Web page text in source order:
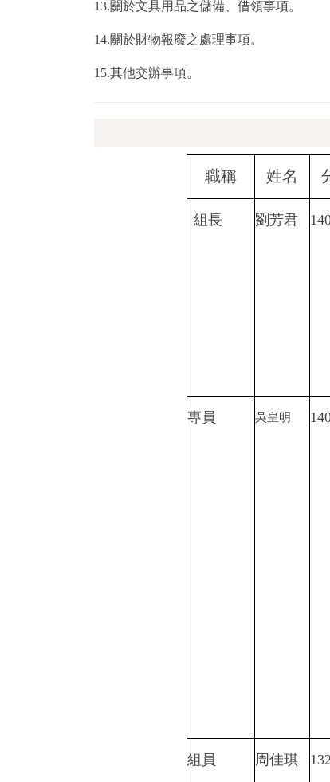
13.關於文具用品之儲備、借領事項。
14.關於財物報廢之處理事項。
15.其他交辦事項。
職稱 姓名
組長 劉芳君
專員 吳皇明
組員 周佳琪